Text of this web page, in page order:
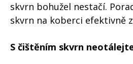
skvrn bohužel nestačí.
skvrn na koberci efektivně
S čištěním skvrn